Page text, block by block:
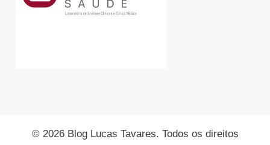
© 2026 Blog Lucas Tavares. Todos os direitos